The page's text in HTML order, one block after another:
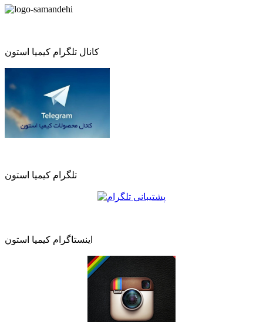
کانال تلگرام کیمیا استون
تلگرام کیمیا استون
اینستاگرام کیمیا استون